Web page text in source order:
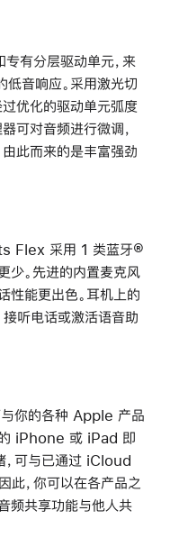
有分层驱动单元，来
音响应。采用激光切
优化的驱动单元弧度
可对音频进行微调，
此而来的是丰富强劲
Flex 采用 1 类蓝牙®
少。先进的内置麦克风
性能更出色。耳机上的
听电话或激活语音助
你的各种 Apple 产品
的 iPhone 或 iPad 即
，可与已通过 iCloud
此，你可以在各产品之
频共享功能与他人共